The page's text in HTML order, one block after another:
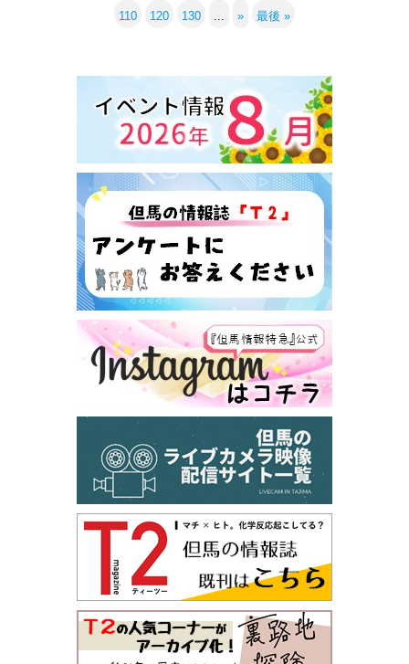
110 120 130 ... » 最後 »